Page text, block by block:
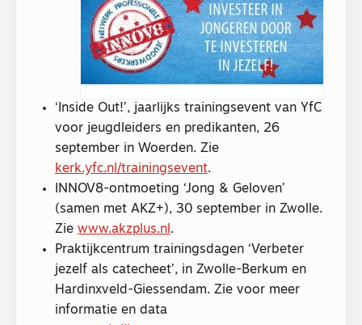
‘Inside Out!’, jaarlijks trainingsevent van YfC
voor jeugdleiders en predikanten, 26
september in Woerden. Zie
kerk.yfc.nl/trainingsevent.
INNOV8-ontmoeting ‘Jong & Geloven’
(samen met AKZ+), 30 september in Zwolle.
Zie www.akzplus.nl .
Praktijkcentrum trainingsdagen ‘Verbeter
jezelf als catecheet’, in Zwolle-Berkum en
Hardinxveld-Giessendam. Zie voor meer
informatie en data